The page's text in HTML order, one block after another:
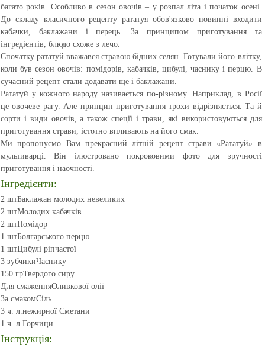
багато років. Особливо в сезон овочів – у розпал літа і початок осені.
До складу класичного рецепту рататуя обов'язково повинні входити
кабачки, баклажани і перець. За принципом приготування та
інгредієнтів, блюдо схоже з лечо.
Спочатку рататуй вважався стравою бідних селян. Готували його влітку,
коли був сезон овочів: помідорів, кабачків, цибулі, часнику і перцю. В
сучасний рецепт стали додавати ще і баклажани.
Рататуй у кожного народу називається по-різному. Наприклад, в Росії
це овочеве рагу. Але принцип приготування трохи відрізняється. Та й
сорти і види овочів, а також спеції і трави, які використовуються для
приготування страви, істотно впливають на його смак.
Ми пропонуємо Вам прекрасний літній рецепт страви «Рататуй» в
мультиварці. Він ілюстровано покроковими фото для зручності
приготування і наочності.
Інгредієнти:
2 штБаклажан молодих невеликих
2 штМолодих кабачків
2 штПомідор
1 штБолгарського перцю
1 штЦибулі ріпчастої
3 зубчикиЧаснику
150 грТвердого сиру
Для смаженняОливкової олії
За смакомСіль
3 ч. л.нежирної Сметани
1 ч. л.Горчици
Інструкція: